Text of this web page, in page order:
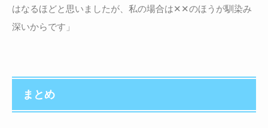
はなるほどと思いましたが、私の場合は✕✕のほうが馴染み
深いからです」
まとめ